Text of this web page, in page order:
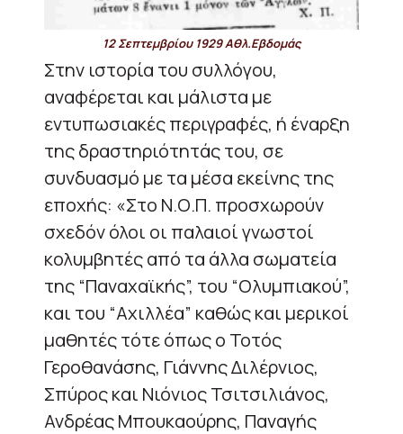
12 Σεπτεμβρίου 1929 Αθλ.Εβδομάς
Στην ιστορία του συλλόγου,
αναφέρεται και μάλιστα με
εντυπωσιακές περιγραφές, ή έναρξη
της δραστηριότητάς του, σε
συνδυασμό με τα μέσα εκείνης της
εποχής: «Στο Ν.Ο.Π. προσχωρούν
σχεδόν όλοι οι παλαιοί γνωστοί
κολυμβητές από τα άλλα σωματεία
της “Παναχαϊκής”, του “Ολυμπιακού”,
και του “Αχιλλέα” καθώς και μερικοί
μαθητές τότε όπως ο Τοτός
Γεροθανάσης, Γιάννης Διλέρνιος,
Σπύρος και Νιόνιος Τσιτσιλιάνος,
Ανδρέας Μπουκαούρης, Παναγής